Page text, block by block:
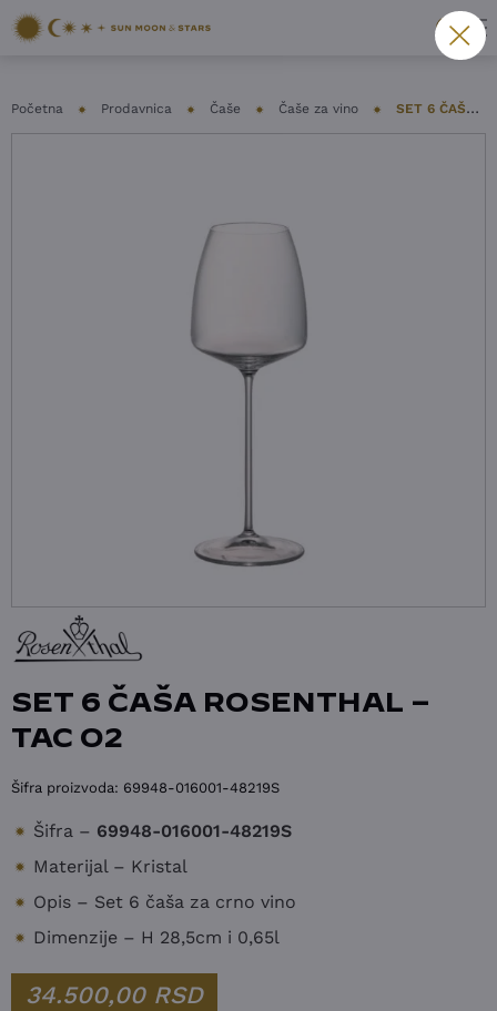
Početna Prodavnica Čaše Čaše za vino SET 6 ČAŠA ROSENTHAL – TAC O2
SET 6 ČAŠA ROSENTHAL –
TAC O2
Šifra proizvoda: 69948-016001-48219S
Šifra – 69948-016001-48219S
Materijal – Kristal
Opis – Set 6 čaša za crno vino
Dimenzije – H 28,5cm i 0,65l
34.500,00 RSD